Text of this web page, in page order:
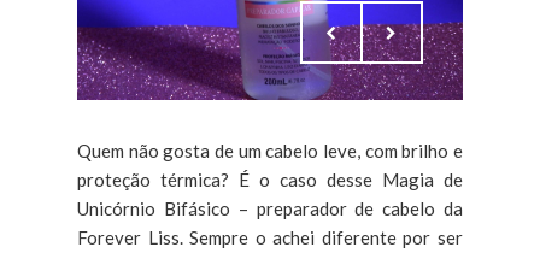
Quem não gosta de um cabelo leve, com brilho e
proteção térmica? É o caso desse Magia de
Unicórnio Bifásico – preparador de cabelo da
Forever Liss. Sempre o achei diferente por ser